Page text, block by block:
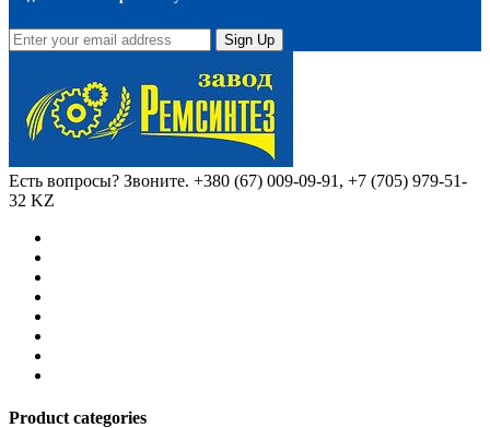
Sign Up
Есть вопросы? Звоните. +380 (67) 009-09-91, +7 (705) 979-51-
32 KZ
Product categories